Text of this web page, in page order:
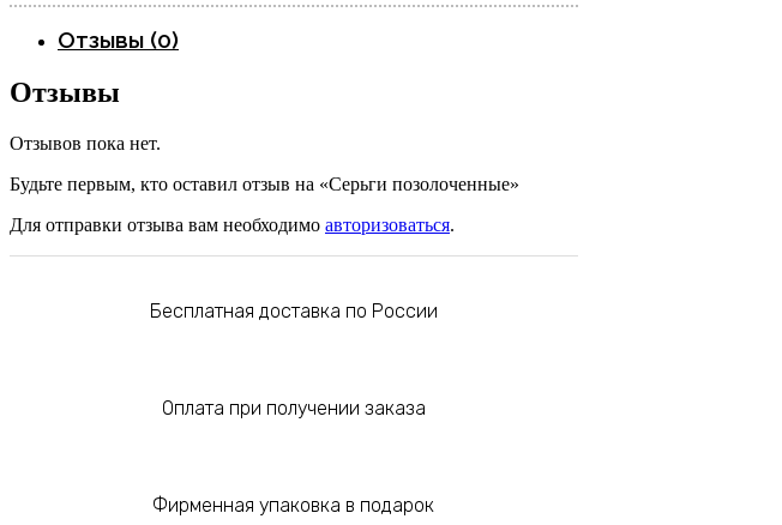
Отзывы (0)
Отзывы
Отзывов пока нет.
Будьте первым, кто оставил отзыв на «Серьги позолоченные»
Для отправки отзыва вам необходимо авторизоваться.
Бесплатная доставка по России
Оплата при получении заказа
Фирменная упаковка в подарок